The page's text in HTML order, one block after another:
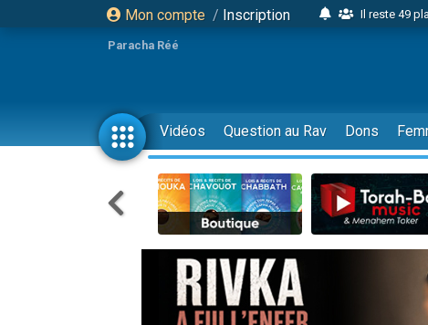
Mon compte / Inscription
Il reste 49
2 personnes
6 personnes
4
2 personnes
17 personnes
4 personnes
Il reste 49
Eva vient de
4 personnes
3 personnes
Paracha Réé
Vidéos Question au Rav Dons